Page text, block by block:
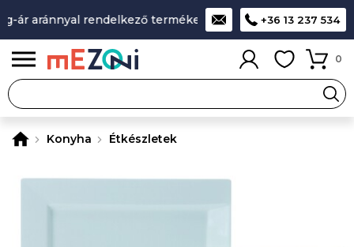
ár aránnyal rendelkező termékek A legjobb design-
+36 13 237 534
0
Konyha Étkészletek